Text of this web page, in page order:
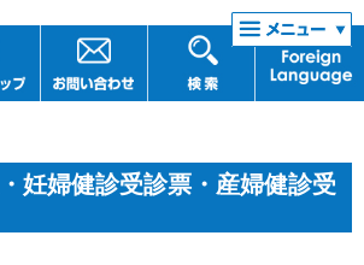
妊婦健診受診票・産婦健診受